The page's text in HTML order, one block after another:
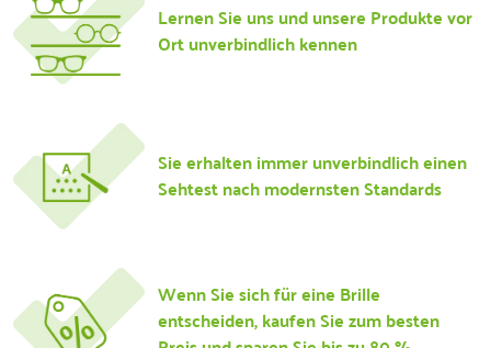
Lernen Sie uns und unsere Produkte vor
Ort unverbindlich kennen
Sie erhalten immer unverbindlich einen
Sehtest nach modernsten Standards
Wenn Sie sich für eine Brille
entscheiden, kaufen Sie zum besten